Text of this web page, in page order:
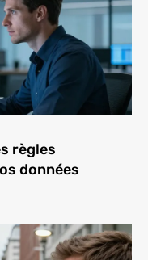
règles
données